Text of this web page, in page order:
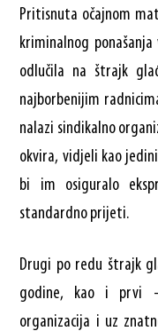
Pritisnuta očajnom
kriminalnog
odlučila na štrajk
najborbenijim
nalazi sindikalno
okvira, vidjeli kao
bi im osiguralo
standardno prijeti.
Drugi po redu štrajk
godine, kao i prvi
organizacija i uz